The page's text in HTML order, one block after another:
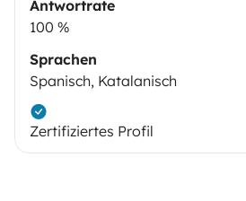
Antwortrate
100 %
Sprachen
Spanisch, Katalanisch
Zertifiziertes Profil